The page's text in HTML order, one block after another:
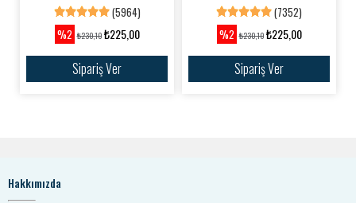
(5964)
%2 ₺230,10₺225,00
Sipariş Ver
(7352)
%2 ₺230,10₺225,00
Sipariş Ver
Hakkımızda